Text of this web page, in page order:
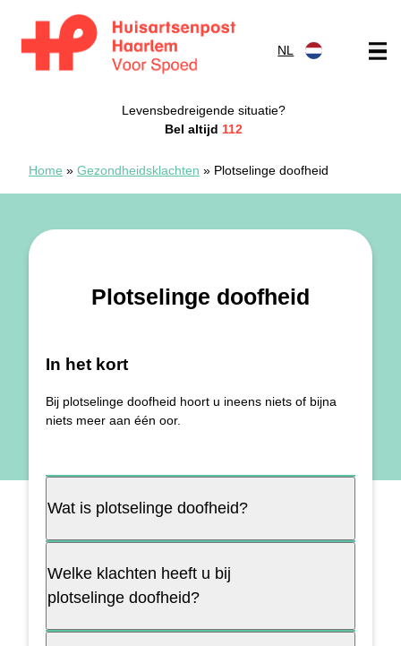
NL
Levensbedreigende situatie?
Bel altijd 112
Home » Gezondheidsklachten » Plotselinge doofheid
Plotselinge doofheid
In het kort
Bij plotselinge doofheid hoort u ineens niets of bijna
niets meer aan één oor.
Wat is plotselinge doofheid?
Welke klachten heeft u bij
plotselinge doofheid?